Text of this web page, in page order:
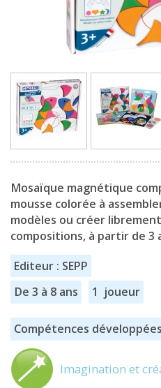
Mosaïque magnétique
mousse colorée à
modèles ou créer
compositions, à partir de 3
Editeur : SEPP
De 3 à 8 ans
1 joueur
Compétences développées
Imagination et